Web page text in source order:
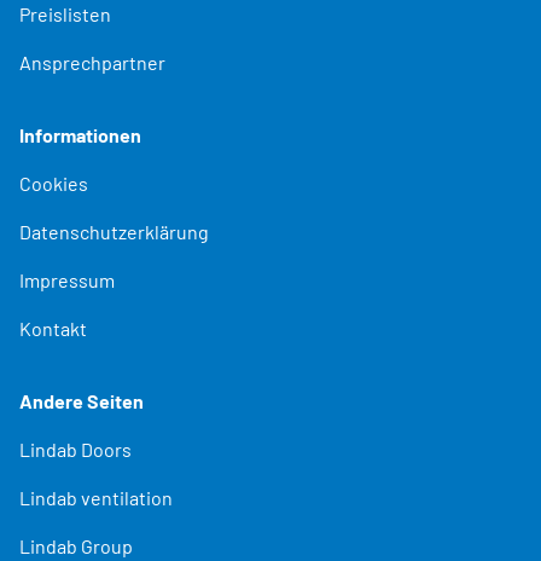
Preislisten
Ansprechpartner
Informationen
Cookies
Datenschutzerklärung
Impressum
Kontakt
Andere Seiten
Lindab Doors
Lindab ventilation
Lindab Group